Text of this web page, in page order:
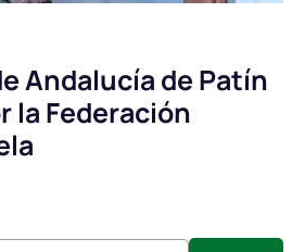
Andalucía de Patín
la Federación